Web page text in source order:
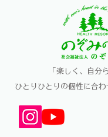
「楽しく、自分
ひとりひとりの個性に合